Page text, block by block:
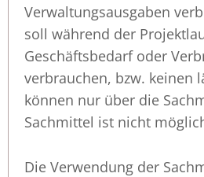
Verwaltungsausgaben
soll während der
Geschäftsbedarf oder
verbrauchen, bzw. keinen
können nur über die
Sachmittel ist nicht
Die Verwendung der